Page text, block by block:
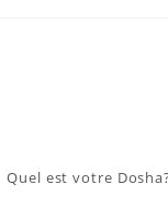
Quel est votre Dosha?